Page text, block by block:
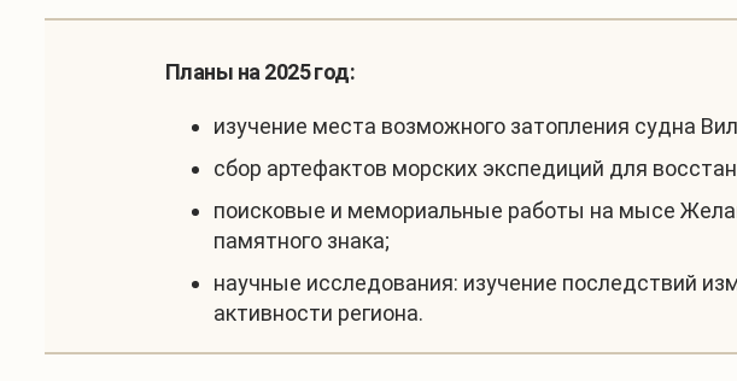
Планы на 2025 год:
изучение места возможного затопления судна
сбор артефактов морских экспедиций для
поисковые и мемориальные работы на мысе
памятного знака;
научные исследования: изучение последствий
активности региона.